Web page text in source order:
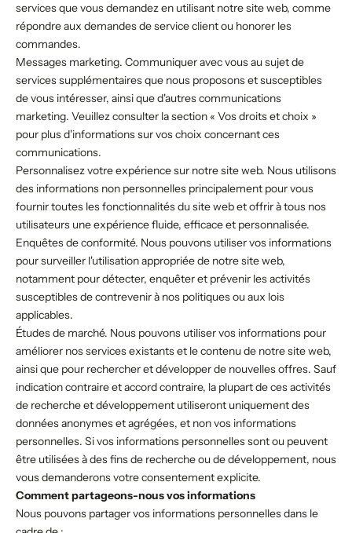
services que vous demandez en utilisant notre site web, comme
répondre aux demandes de service client ou honorer les
commandes.
Messages marketing. Communiquer avec vous au sujet de
services supplémentaires que nous proposons et susceptibles
de vous intéresser, ainsi que d'autres communications
marketing. Veuillez consulter la section « Vos droits et choix »
pour plus d'informations sur vos choix concernant ces
communications.
Personnalisez votre expérience sur notre site web. Nous utilisons
des informations non personnelles principalement pour vous
fournir toutes les fonctionnalités du site web et offrir à tous nos
utilisateurs une expérience fluide, efficace et personnalisée.
Enquêtes de conformité. Nous pouvons utiliser vos informations
pour surveiller l'utilisation appropriée de notre site web,
notamment pour détecter, enquêter et prévenir les activités
susceptibles de contrevenir à nos politiques ou aux lois
applicables.
Études de marché. Nous pouvons utiliser vos informations pour
améliorer nos services existants et le contenu de notre site web,
ainsi que pour rechercher et développer de nouvelles offres. Sauf
indication contraire et accord contraire, la plupart de ces activités
de recherche et développement utiliseront uniquement des
données anonymes et agrégées, et non vos informations
personnelles. Si vos informations personnelles sont ou peuvent
être utilisées à des fins de recherche ou de développement, nous
vous demanderons votre consentement explicite.
Comment partageons-nous vos informations
Nous pouvons partager vos informations personnelles dans le